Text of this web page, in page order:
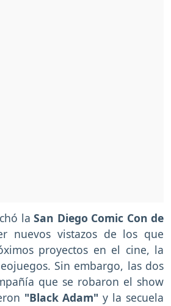
la San Diego Comic Con de
nuevos vistazos de los que
proyectos en el cine, la
Sin embargo, las dos
que se robaron el show
"Black Adam"y la secuela